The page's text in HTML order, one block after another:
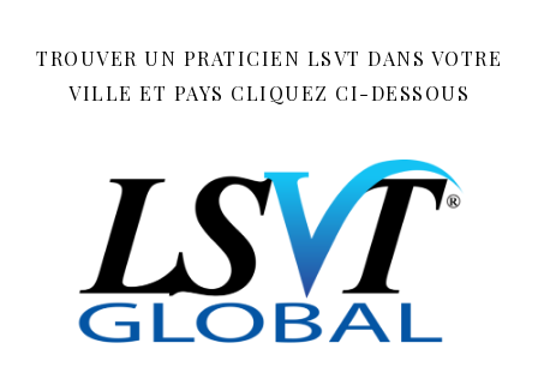
TROUVER UN PRATICIEN LSVT DANS VOTRE
VILLE ET PAYS CLIQUEZ CI-DESSOUS